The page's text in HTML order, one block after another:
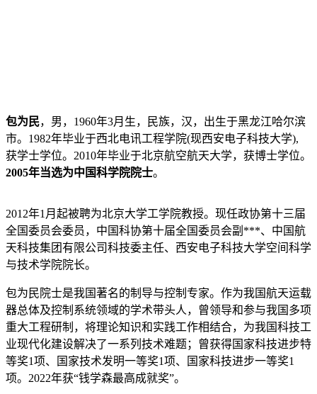
包为民，男，1960年3月生，民族，汉，出生于黑龙江哈尔滨
市。1982年毕业于西北电讯工程学院(现西安电子科技大学),
获学士学位。2010年毕业于北京航空航天大学，获博士学位。
2005年当选为中国科学院院士。
2012年1月起被聘为北京大学工学院教授。现任政协第十三届
全国委员会委员，中国科协第十届全国委员会副***、中国航
天科技集团有限公司科技委主任、西安电子科技大学空间科学
与技术学院院长。
包为民院士是我国著名的制导与控制专家。作为我国航天运载
器总体及控制系统领域的学术带头人，曾领导和参与我国多项
重大工程研制，将理论知识和实践工作相结合，为我国科技工
业现代化建设解决了一系列技术难题；曾获得国家科技进步特
等奖1项、国家技术发明一等奖1项、国家科技进步一等奖1
项。2022年获“钱学森最高成就奖”。